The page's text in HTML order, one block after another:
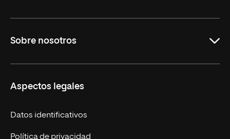
Licenciaturas en línea
Cursos Europeos
Títulos Americanos
Alianza Newman
Sobre nosotros
Nuestros alumnos
Únete a nosotros
Actualidad
Aspectos legales
Datos identificativos
Política de privacidad